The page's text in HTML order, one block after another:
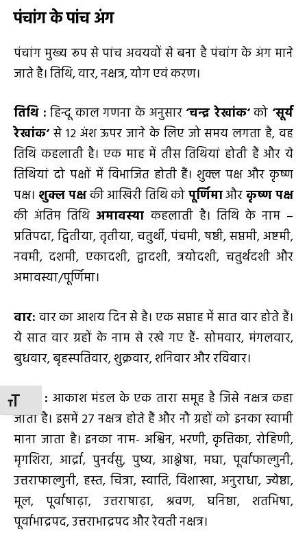
TOGGLE FONT SIZE
पंचांग के पांच अंग
पंचांग मुख्य रूप से पांच अवयवों से बना है पंचांग के अंग माने
जाते है। तिथि, वार, नक्षत्र, योग एवं करण।
तिथि: हिन्दू काल गणना के अनुसार‘चन्द्र रेखांक‘को‘सूर्य
रेखांक‘ से 12 अंश ऊपर जाने के लिए जो समय लगता है, वह
तिथि कहलाती है। एक माह में तीस तिथियां होती हैं और ये
तिथियां दो पक्षों में विभाजित होती हैं। शुक्ल पक्ष और कृष्ण
पक्ष। शुक्ल पक्षकी आखिरी तिथि कोपूर्णिमाऔरकृष्ण पक्ष
की अंतिम तिथि अमावस्या कहलाती है। तिथि के नाम –
प्रतिपदा, द्वितीया, तृतीया, चतुर्थी, पंचमी, षष्ठी, सप्तमी, अष्टमी,
नवमी, दशमी, एकादशी, द्वादशी, त्रयोदशी, चतुर्थदशी और
अमावस्या/पूर्णिमा।
वार: वार का आशय दिन से है। एक सप्ताह में सात वार होते हैं।
ये सात वार ग्रहों के नाम से रखे गए हैं- सोमवार, मंगलवार,
बुधवार, बृहस्पतिवार, शुक्रवार, शनिवार और रविवार।
नक्षत्र
: आकाश मंडल के एक तारा समूह है जिसे नक्षत्र कहा
जाता है। इसमें 27 नक्षत्र होते हैं और नौ ग्रहों को इनका स्वामी
माना जाता है। इनका नाम- अश्विन, भरणी, कृत्तिका, रोहिणी,
मृगशिरा, आर्द्रा, पुनर्वसु, पुष्य, आश्लेषा, मघा, पूर्वाफाल्गुनी,
उत्तराफाल्गुनी, हस्त, चित्रा, स्वाति, विशाखा, अनुराधा, ज्येष्ठा,
मूल, पूर्वाषाढ़ा, उत्तराषाढ़ा, श्रवण, घनिष्ठा, शतभिषा,
पूर्वाभाद्रपद, उत्तराभाद्रपद और रेवती नक्षत्र।